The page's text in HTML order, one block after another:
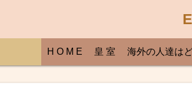
H O M E 皇 室 海外の人達は